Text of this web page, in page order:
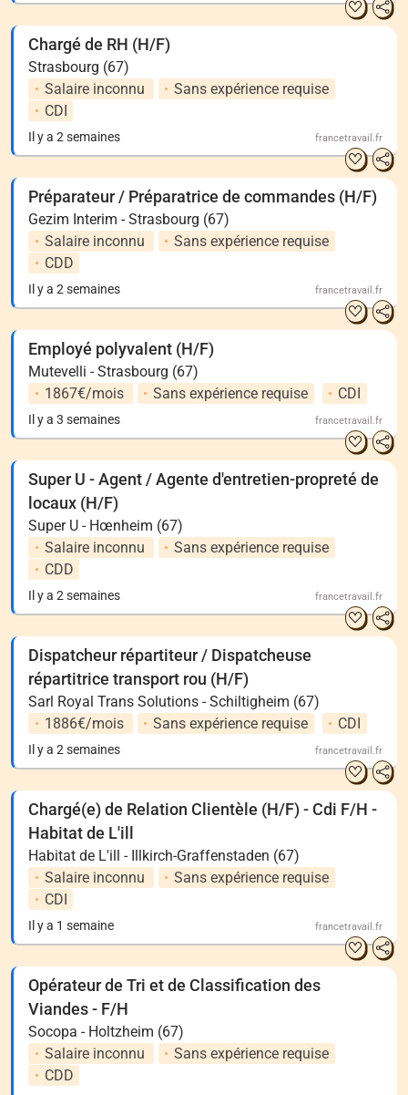
Chargé de RH (H/F)
Strasbourg (67)
Salaire inconnu
Sans expérience requise
CDI
Il y a 2 semaines francetravail.fr
Préparateur / Préparatrice de commandes (H/F)
Gezim Interim - Strasbourg (67)
Salaire inconnu
Sans expérience requise
CDD
Il y a 2 semaines francetravail.fr
Employé polyvalent (H/F)
Mutevelli - Strasbourg (67)
1867€/mois
Sans expérience requise CDI
Il y a 3 semaines francetravail.fr
Super U - Agent / Agente d'entretien-propreté de
locaux (H/F)
Super U - Hœnheim (67)
Salaire inconnu
Sans expérience requise
CDD
Il y a 2 semaines francetravail.fr
Dispatcheur répartiteur / Dispatcheuse
répartitrice transport rou (H/F)
Sarl Royal Trans Solutions - Schiltigheim (67)
1886€/mois
Sans expérience requise CDI
Il y a 2 semaines francetravail.fr
Chargé(e) de Relation Clientèle (H/F) - Cdi F/H -
Habitat de L'ill
Habitat de L'ill - Illkirch-Graffenstaden (67)
Salaire inconnu
Sans expérience requise
CDI
Il y a 1 semaine francetravail.fr
Opérateur de Tri et de Classification des
Viandes - F/H
Socopa - Holtzheim (67)
Salaire inconnu
Sans expérience requise
CDD